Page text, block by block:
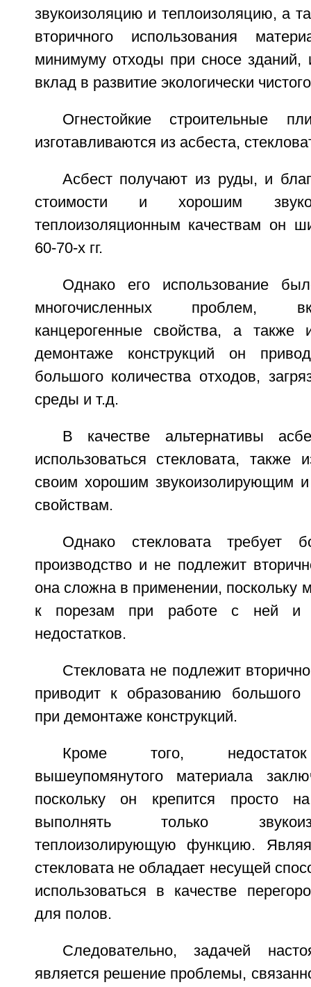
звукоизоляцию и теплоизоляцию, а
вторичного использования
минимуму отходы при сносе
вклад в развитие экологически
Огнестойкие строительные
изготавливаются из асбеста,
Асбест получают из руды, и
стоимости и хорошим
теплоизоляционным качествам он
60-70-х гг.
Однако его использование
многочисленных проблем,
канцерогенные свойства, а также
демонтаже конструкций он
большого количества отходов,
среды и т.д.
В качестве альтернативы
использоваться стекловата, также
своим хорошим звукоизолирующим
свойствам.
Однако стекловата требует
производство и не подлежит
она сложна в применении, поскольку
к порезам при работе с ней и
недостатков.
Стекловата не подлежит
приводит к образованию большого
при демонтаже конструкций.
Кроме того, недостаток
вышеупомянутого материала
поскольку он крепится просто
выполнять только
теплоизолирующую функцию.
стекловата не обладает несущей
использоваться в качестве
для полов.
Следовательно, задачей
является решение проблемы,